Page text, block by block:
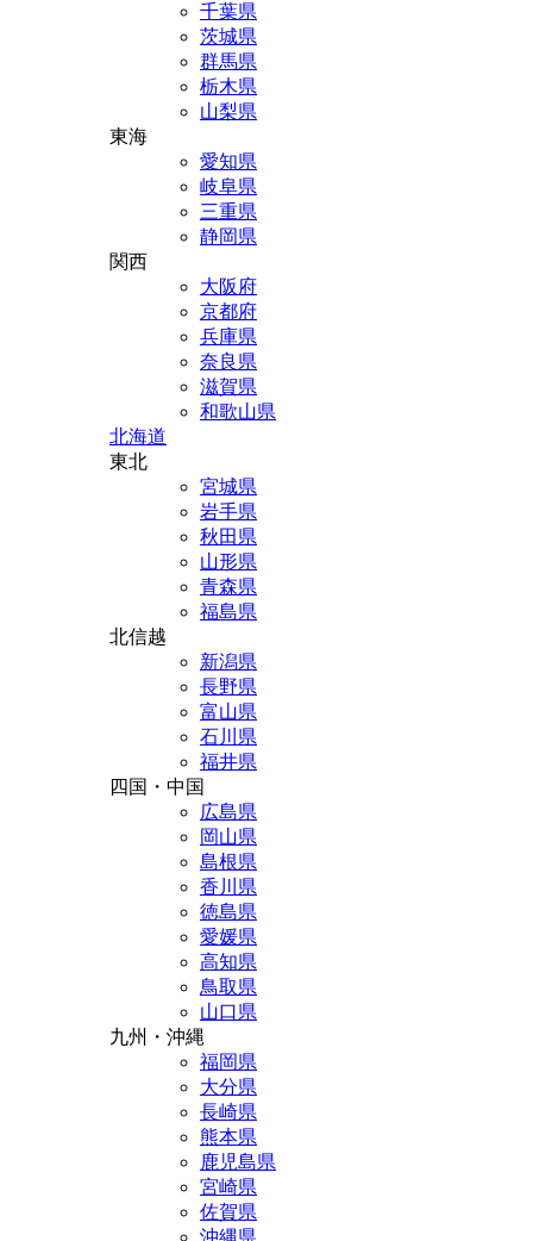
千葉県
茨城県
群馬県
栃木県
山梨県
東海
愛知県
岐阜県
三重県
静岡県
関西
大阪府
京都府
兵庫県
奈良県
滋賀県
和歌山県
北海道
東北
宮城県
岩手県
秋田県
山形県
青森県
福島県
北信越
新潟県
長野県
富山県
石川県
福井県
四国・中国
広島県
岡山県
島根県
香川県
徳島県
愛媛県
高知県
鳥取県
山口県
九州・沖縄
福岡県
大分県
長崎県
熊本県
鹿児島県
宮崎県
佐賀県